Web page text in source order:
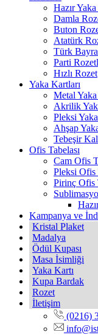
Hazır
Damla
Buton
Atatürk
Türk
Parti
Hızlı Rozet
Yaka Kartları
Metal Yaka
Akrilik
Pleksi
Ahşap
Tebeşir
Ofis Tabelası
Cam Ofis
Pleksi Ofis
Pirinç Ofis
Kampanya ve
Kristal Plaket
Madalya
Ödül Kupası
Masa İsimliği
Yaka Kartı
Kupa Bardak
Rozet
İletişim
(0216)